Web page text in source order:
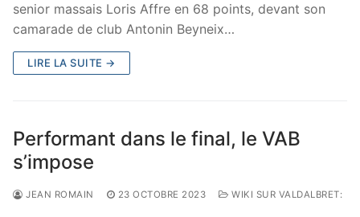
senior massais Loris Affre en 68 points, devant son
camarade de club Antonin Beyneix…
LIRE LA SUITE →
Performant dans le final, le VAB
s’impose
JEAN ROMAIN 23 OCTOBRE 2023 WIKI SUR VALDALBRET: